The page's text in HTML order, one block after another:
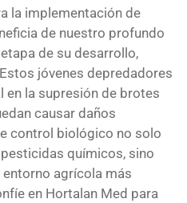
la implementación de
de nuestro profundo
de su desarrollo,
jóvenes depredadores
en la supresión de brotes
causar daños
control biológico no solo
químicos, sino
agrícola más
en Hortalan Med para